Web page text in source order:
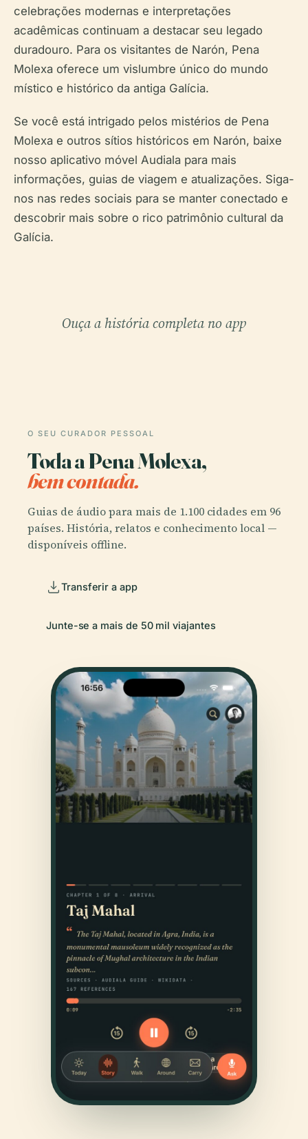
celebrações modernas e interpretações
acadêmicas continuam a destacar seu legado
duradouro. Para os visitantes de Narón, Pena
Molexa oferece um vislumbre único do mundo
místico e histórico da antiga Galícia.
Se você está intrigado pelos mistérios de Pena
Molexa e outros sítios históricos em Narón, baixe
nosso aplicativo móvel Audiala para mais
informações, guias de viagem e atualizações. Siga-
nos nas redes sociais para se manter conectado e
descobrir mais sobre o rico patrimônio cultural da
Galícia.
Ouça a história completa no app
O SEU CURADOR PESSOAL
Toda a Pena Molexa,
bem contada.
Guias de áudio para mais de 1.100 cidades em 96
países. História, relatos e conhecimento local —
disponíveis offline.
Transferir a app
Junte-se a mais de 50 mil viajantes